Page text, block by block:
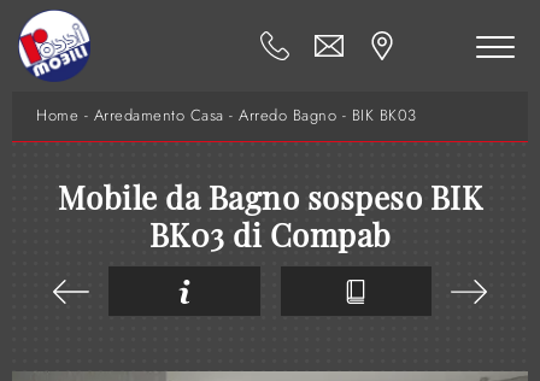
Home - Arredamento Casa - Arredo Bagno - BIK BK03
Mobile da Bagno sospeso BIK
BK03 di Compab